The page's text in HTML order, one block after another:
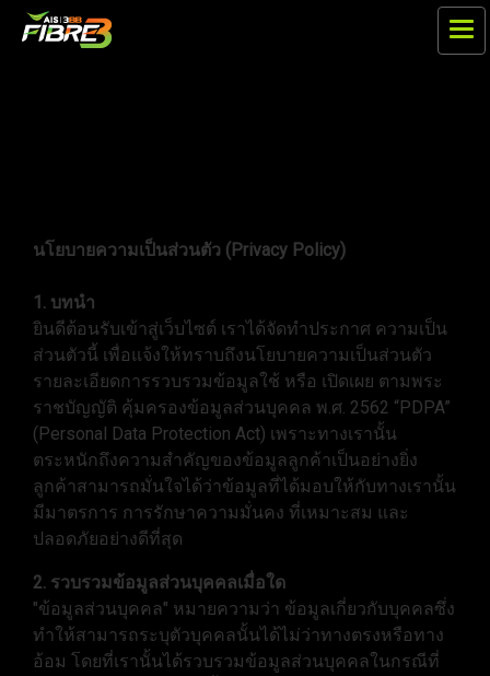
นโยบายความเป็นส่วนตัว (Privacy Policy)
1. บทนำ
ยินดีต้อนรับเข้าสู่เว็บไซต์ เราได้จัดทำประกาศ ความเป็น
ส่วนตัวนี้ เพื่อแจ้งให้ทราบถึงนโยบายความเป็นส่วนตัว
รายละเอียดการรวบรวมข้อมูลใช้ หรือ เปิดเผย ตามพระ
ราชบัญญัติ คุ้มครองข้อมูลส่วนบุคคล พ.ศ. 2562 “PDPA”
(Personal Data Protection Act) เพราะทางเรานั้น
ตระหนักถึงความสำคัญของข้อมูลลูกค้าเป็นอย่างยิ่ง
ลูกค้าสามารถมั่นใจได้ว่าข้อมูลที่ได้มอบให้กับทางเรานั้น
มีมาตรการ การรักษาความมั่นคง ที่เหมาะสม และ
ปลอดภัยอย่างดีที่สุด
2. รวบรวมข้อมูลส่วนบุคคลเมื่อใด
"ข้อมูลส่วนบุคคล" หมายความว่า ข้อมูลเกี่ยวกับบุคคลซึ่ง
ทำให้สามารถระบุตัวบุคคลนั้นได้ไม่ว่าทางตรงหรือทาง
อ้อม โดยที่เรานั้นได้รวบรวมข้อมูลส่วนบุคคลในกรณีที่